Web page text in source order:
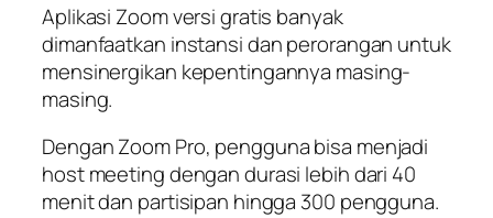
Aplikasi Zoom versi gratis banyak
dimanfaatkan instansi dan perorangan untuk
mensinergikan kepentingannya masing-
masing.
Dengan Zoom Pro, pengguna bisa menjadi
host meeting dengan durasi lebih dari 40
menit dan partisipan hingga 300 pengguna.